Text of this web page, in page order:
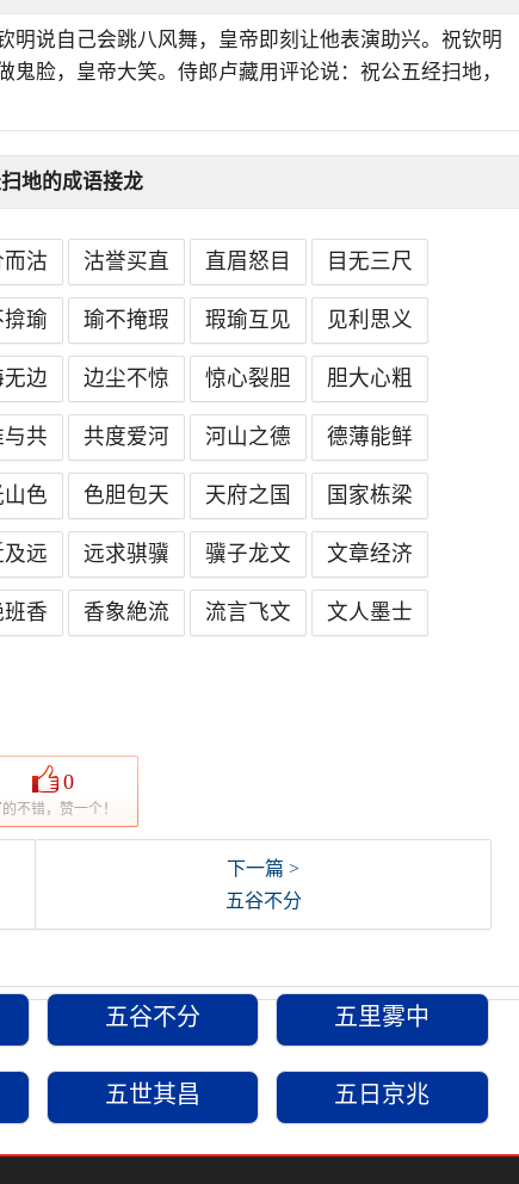
明说自己会跳八风舞，皇帝即刻让他表演助兴。祝钦明
脸，皇帝大笑。侍郎卢藏用评论说：祝公五经扫地，
地的成语接龙
沽 沽誉买直 直眉怒目 目无三尺
瑜 瑜不掩瑕 瑕瑜互见 见利思义
无边 边尘不惊 惊心裂胆 胆大心粗
与共 共度爱河 河山之德 德薄能鲜
色 色胆包天 天府之国 国家栋梁
及远 远求骐骥 骥子龙文 文章经济
班香 香象絶流 流言飞文 文人墨士
0
不错，赞一个！
下一篇 >
五谷不分
五谷不分 五里雾中
五世其昌 五日京兆